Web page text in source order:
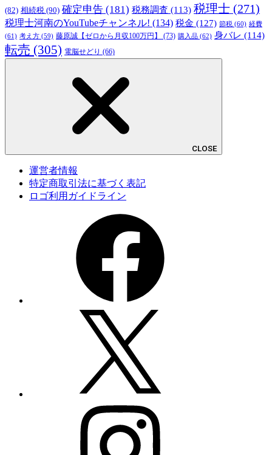
(82) 相続税 (90) 確定申告 (181) 税務調査 (113) 税理士 (271)
税理士河南のYouTubeチャンネル! (134) 税金 (127) 節税 (60) 経費
(61) 考え方 (59) 藤原誠【ゼロから月収100万円】 (73) 購入品 (62) 身バレ (114)
転売 (305) 電脳せどり (66)
CLOSE
運営者情報
特定商取引法に基づく表記
ロゴ利用ガイドライン